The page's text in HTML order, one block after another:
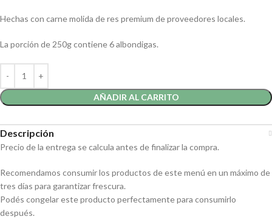
Hechas con carne molida de res premium de proveedores locales.
La porción de 250g contiene 6 albondigas.
AÑADIR AL CARRITO
Descripción
Precio de la entrega se calcula antes de finalizar la compra.
Recomendamos consumir los productos de este menú en un máximo de
tres días para garantizar frescura.
Podés congelar este producto perfectamente para consumirlo
después.